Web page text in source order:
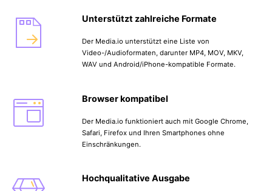
Unterstützt zahlreiche Formate
Der Media.io unterstützt eine Liste von
Video-/Audioformaten, darunter MP4, MOV, MKV,
WAV und Android/iPhone-kompatible Formate.
Browser kompatibel
Der Media.io funktioniert auch mit Google Chrome,
Safari, Firefox und Ihren Smartphones ohne
Einschränkungen.
Hochqualitative Ausgabe